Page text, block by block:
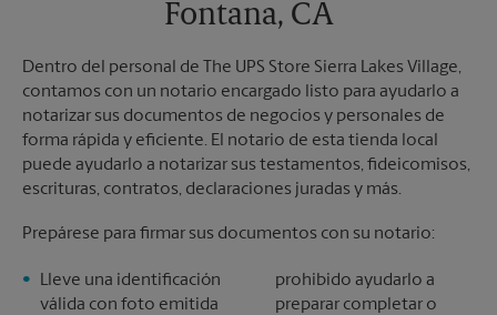
Fontana, CA
Dentro del personal de The UPS Store Sierra Lakes Village,
contamos con un notario encargado listo para ayudarlo a
notarizar sus documentos de negocios y personales de
forma rápida y eficiente. El notario de esta tienda local
puede ayudarlo a notarizar sus testamentos, fideicomisos,
escrituras, contratos, declaraciones juradas y más.
Prepárese para firmar sus documentos con su notario:
Lleve una identificación
válida con foto emitida
prohibido ayudarlo a
preparar completar o